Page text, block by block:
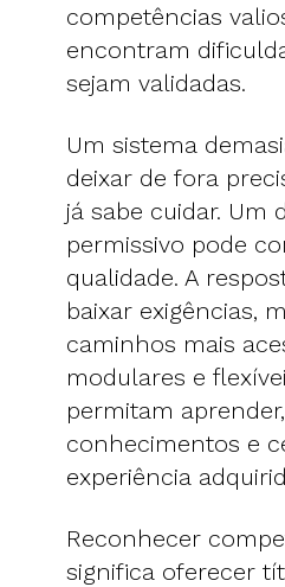
competências
encontram
sejam validadas.
Um sistema
deixar de fora
já sabe cuidar. Um
permissivo pode
qualidade. A
baixar exigências,
caminhos mais
modulares e
permitam
conhecimentos e
experiência
Reconhecer
significa oferecer